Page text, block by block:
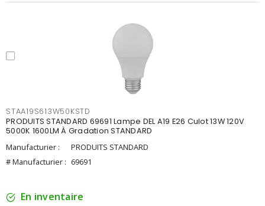
STAA19S613W50KSTD
PRODUITS STANDARD 69691 Lampe DEL A19 E26 Culot 13W 120V
5000K 1600LM À Gradation STANDARD
Manufacturier :
PRODUITS STANDARD
# Manufacturier : 69691
En inventaire